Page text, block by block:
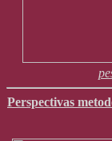
Perspectivas